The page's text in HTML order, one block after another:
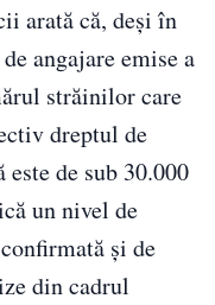
arată că, deși în
angajare emise a
străinilor care
dreptul de
este de sub 30.000
un nivel de
și de
din cadrul